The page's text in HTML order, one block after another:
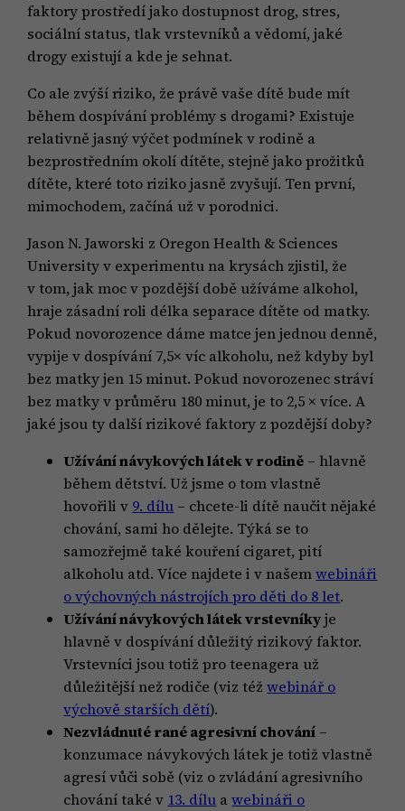
faktory prostředí jako dostupnost drog, stres,
sociální status, tlak vrstevníků a vědomí, jaké
drogy existují a kde je sehnat.
Co ale zvýší riziko, že právě vaše dítě bude mít
během dospívání problémy s drogami? Existuje
relativně jasný výčet podmínek v rodině a
bezprostředním okolí dítěte, stejně jako prožitků
dítěte, které toto riziko jasně zvyšují. Ten první,
mimochodem, začíná už v porodnici.
Jason N. Jaworski z Oregon Health & Sciences
University v experimentu na krysách zjistil, že
v tom, jak moc v pozdější době užíváme alkohol,
hraje zásadní roli délka separace dítěte od matky.
Pokud novorozence dáme matce jen jednou denně,
vypije v dospívání 7,5× víc alkoholu, než kdyby byl
bez matky jen 15 minut. Pokud novorozenec stráví
bez matky v průměru 180 minut, je to 2,5 × více. A
jaké jsou ty další rizikové faktory z pozdější doby?
Užívání návykových látek v rodině – hlavně
během dětství. Už jsme o tom vlastně
hovořili v 9. dílu – chcete-li dítě naučit nějaké
chování, sami ho dělejte. Týká se to
samozřejmě také kouření cigaret, pití
alkoholu atd. Více najdete i v našemwebináři
o výchovných nástrojích pro děti do 8 let.
Užívání návykových látek vrstevníkyje
hlavně v dospívání důležitý rizikový faktor.
Vrstevníci jsou totiž pro teenagera už
důležitější než rodiče (viz téžwebinář o
výchově starších dětí).
Nezvládnuté rané agresivní chování –
konzumace návykových látek je totiž vlastně
agresí vůči sobě (viz o zvládání agresivního
chování také v 13. dílu awebináři o